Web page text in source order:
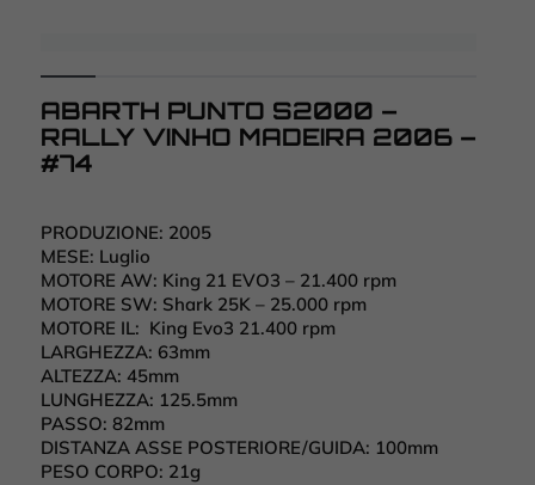
ABARTH PUNTO S2000 –
RALLY VINHO MADEIRA 2006 –
#74
PRODUZIONE: 2005
MESE: Luglio
MOTORE AW: King 21 EVO3 – 21.400 rpm
MOTORE SW: Shark 25K – 25.000 rpm
MOTORE IL: King Evo3 21.400 rpm
LARGHEZZA: 63mm
ALTEZZA: 45mm
LUNGHEZZA: 125.5mm
PASSO: 82mm
DISTANZA ASSE POSTERIORE/GUIDA: 100mm
PESO CORPO: 21g